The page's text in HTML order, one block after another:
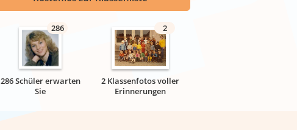
286
286 Schüler erwarten
Sie
2
2 Klassenfotos voller
Erinnerungen